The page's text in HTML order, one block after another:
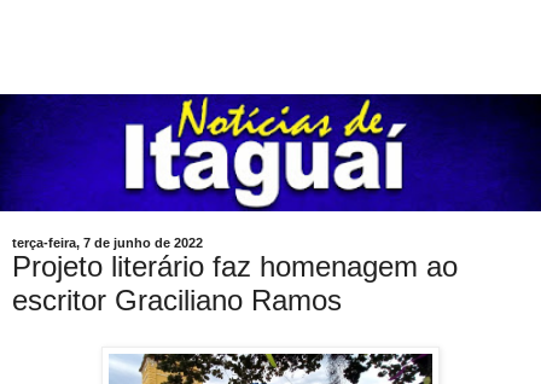
terça-feira, 7 de junho de 2022
Projeto literário faz homenagem ao
escritor Graciliano Ramos